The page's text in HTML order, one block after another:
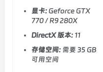
显卡:Geforce GTX
770 / R9 280X
DirectX 版本: 11
存储空间: 需要 35 GB
可用空间